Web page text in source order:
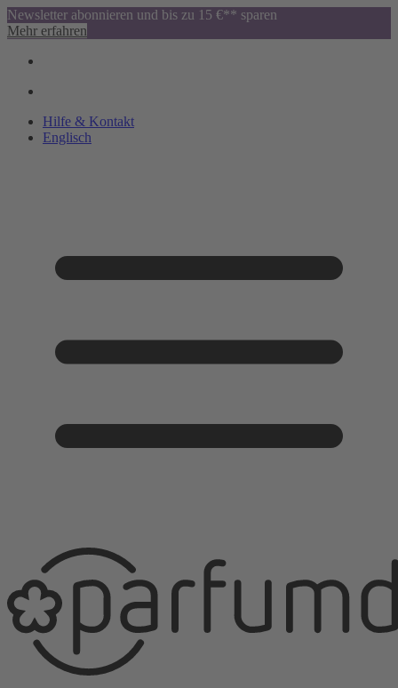
Newsletter abonnieren und bis zu 15 €** sparen
Mehr erfahren
Hilfe & Kontakt
Englisch